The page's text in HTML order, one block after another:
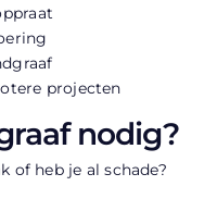
projecten
nodig?
of heb je al schade?